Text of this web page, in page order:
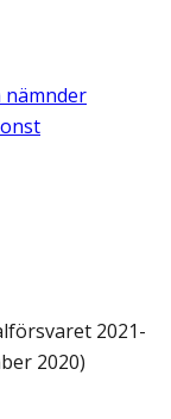
nämnder
2021-
2020)